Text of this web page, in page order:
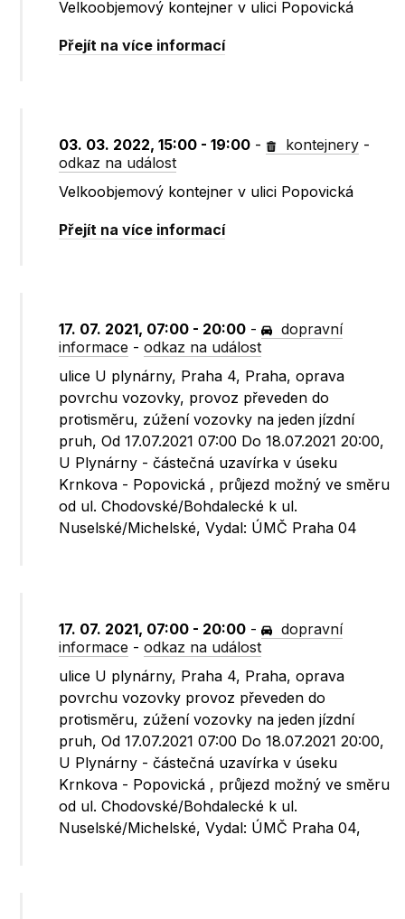
Velkoobjemový kontejner v ulici Popovická
Přejít na více informací
03. 03. 2022, 15:00 - 19:00 - kontejnery -
odkaz na událost
Velkoobjemový kontejner v ulici Popovická
Přejít na více informací
17. 07. 2021, 07:00 - 20:00 -
dopravní
informace -odkaz na událost
ulice U plynárny, Praha 4, Praha, oprava
povrchu vozovky, provoz převeden do
protisměru, zúžení vozovky na jeden jízdní
pruh, Od 17.07.2021 07:00 Do 18.07.2021 20:00,
U Plynárny - částečná uzavírka v úseku
Krnkova - Popovická , průjezd možný ve směru
od ul. Chodovské/Bohdalecké k ul.
Nuselské/Michelské, Vydal: ÚMČ Praha 04
17. 07. 2021, 07:00 - 20:00 -
dopravní
informace -odkaz na událost
ulice U plynárny, Praha 4, Praha, oprava
povrchu vozovky provoz převeden do
protisměru, zúžení vozovky na jeden jízdní
pruh, Od 17.07.2021 07:00 Do 18.07.2021 20:00,
U Plynárny - částečná uzavírka v úseku
Krnkova - Popovická , průjezd možný ve směru
od ul. Chodovské/Bohdalecké k ul.
Nuselské/Michelské, Vydal: ÚMČ Praha 04,